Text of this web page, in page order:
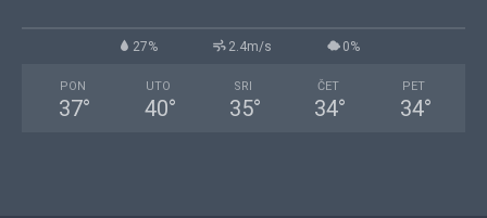
27% 2.4m/s 0%
PON
37°
UTO
40°
SRI
35°
ČET
34°
PET
34°